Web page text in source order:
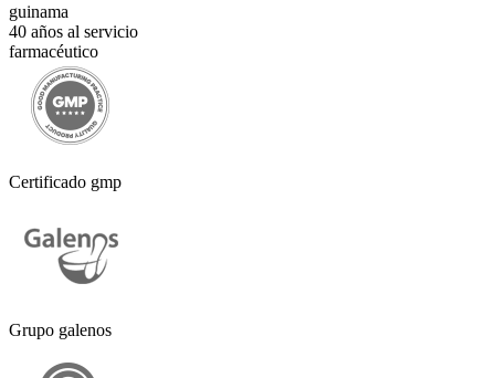
guinama
40 años al servicio
farmacéutico
Certificado gmp
Grupo galenos